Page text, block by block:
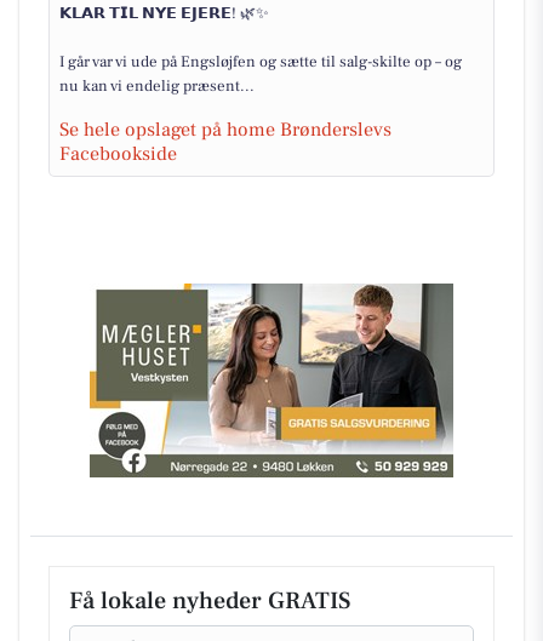
𝗞𝗟𝗔𝗥 𝗧𝗜𝗟 𝗡𝗬𝗘 𝗘𝗝𝗘𝗥𝗘! 🌿✨
I går var vi ude på Engsløjfen og sætte til salg-skilte op – og
nu kan vi endelig præsent...
Se hele opslaget på home Brønderslevs
Facebookside
Få lokale nyheder GRATIS
Email